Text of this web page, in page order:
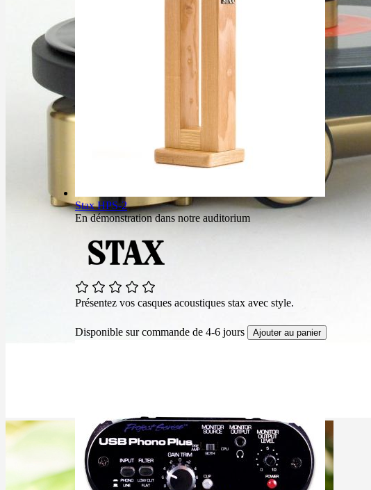
Stax HPS-2
En démonstration dans notre auditorium
Présentez vos casques acoustiques stax avec style.
Disponible sur commande de 4-6 jours Ajouter au panier